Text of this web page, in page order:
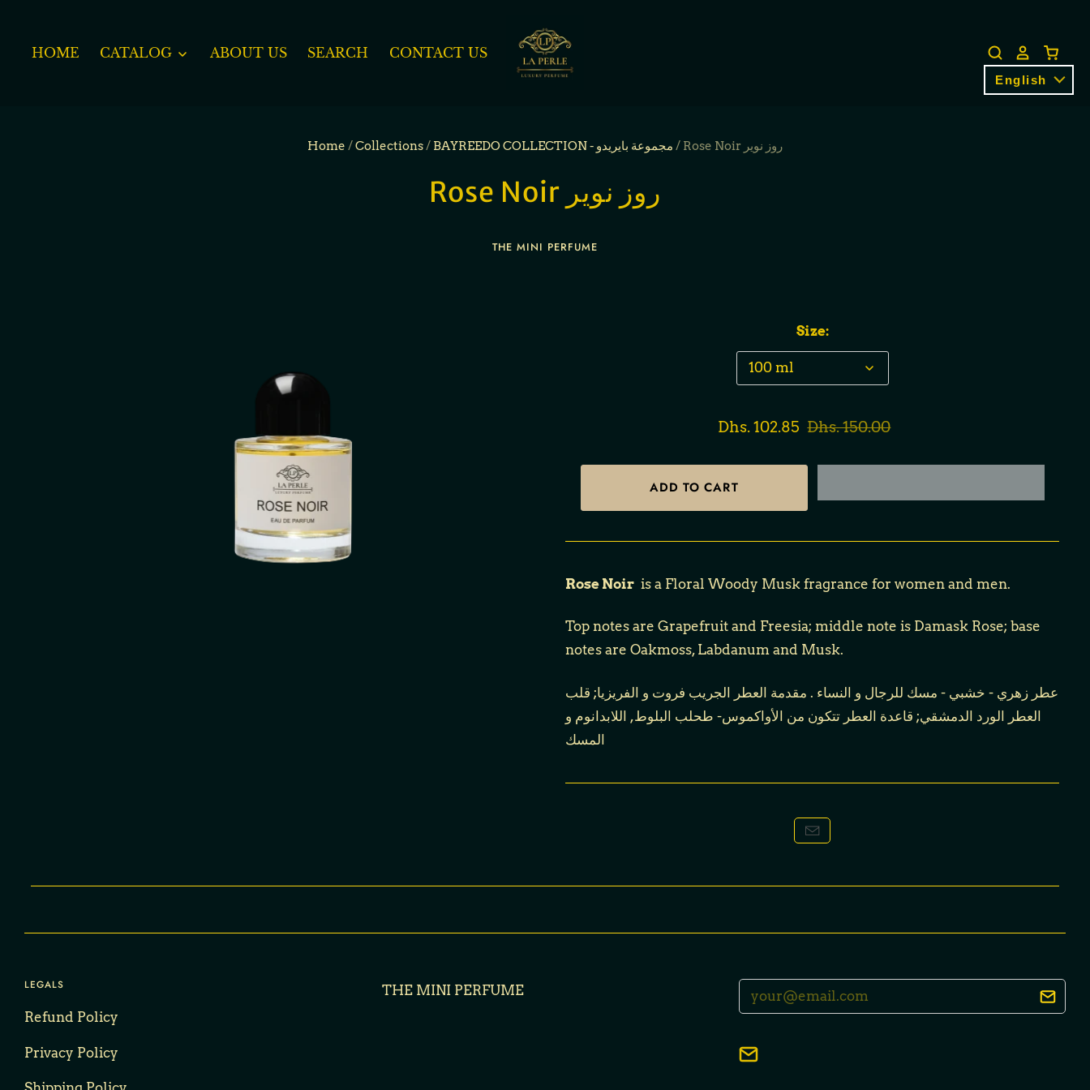
HOME CATALOG ABOUT US SEARCH CONTACT US
Home /Collections/ BAYREEDO COLLECTION - مجموعة بايريدو / Rose Noir روز نوير
Rose Noir روز نوير
THE MINI PERFUME
Size:
Dhs. 102.85 Dhs. 150.00
Rose Noir is a Floral Woody Musk fragrance for women and men.
Top notes are Grapefruit and Freesia; middle note is Damask Rose; base
notes are Oakmoss, Labdanum and Musk.
عطر زهري - خشبي - مسك للرجال و النساء . مقدمة العطر الجريب فروت و الفريزيا; قلب
العطر الورد الدمشقي; قاعدة العطر تتكون من الأواكموس- طحلب البلوط, اللابدانوم و
المسك
LEGALS
Refund Policy
Privacy Policy
THE MINI PERFUME
English